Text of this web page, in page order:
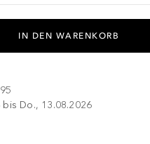
IN DEN WARENKORB
bis Do., 13.08.2026